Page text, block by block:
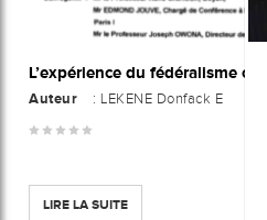
Auteur : LEKENE Donfack E
LIRE LA SUITE